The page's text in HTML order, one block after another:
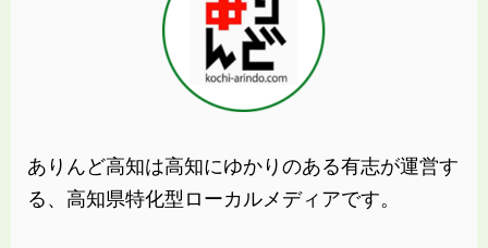
ありんど高知は高知にゆかりのある有志が運営す
る、高知県特化型ローカルメディアです。